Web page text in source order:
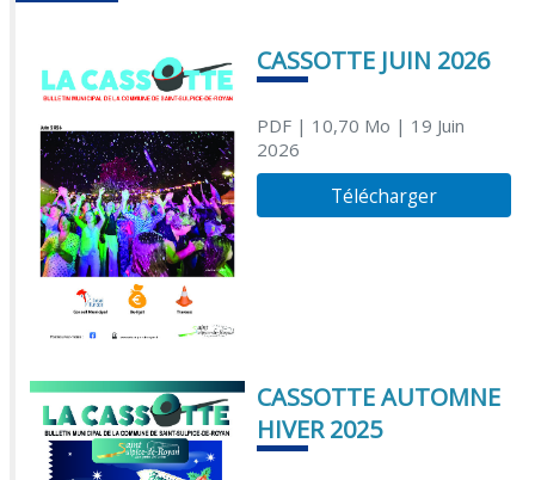
CASSOTTE JUIN 2026
PDF| 10,70 Mo | 19 Juin
2026
Télécharger
CASSOTTE AUTOMNE
HIVER 2025